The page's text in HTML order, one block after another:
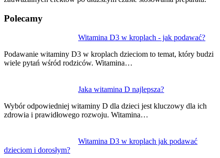
Polecamy
Witamina D3 w kroplach - jak podawać?
Podawanie witaminy D3 w kroplach dzieciom to temat, który budzi
wiele pytań wśród rodziców. Witamina…
Jaka witamina D najlepsza?
Wybór odpowiedniej witaminy D dla dzieci jest kluczowy dla ich
zdrowia i prawidłowego rozwoju. Witamina…
Witamina D3 w kroplach jak podawać
dzieciom i dorosłym?
wpisu